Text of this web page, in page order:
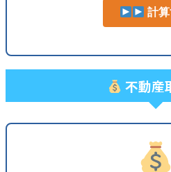
計
不動産